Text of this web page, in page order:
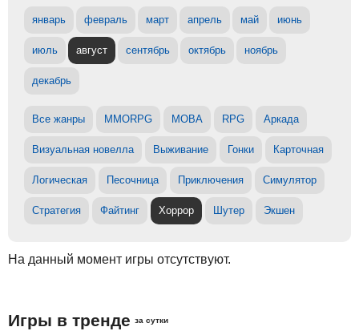
январь февраль март апрель май июнь
июль август сентябрь октябрь ноябрь
декабрь
Все жанры MMORPG MOBA RPG Аркада
Визуальная новелла Выживание Гонки Карточная
Логическая Песочница Приключения Симулятор
Стратегия Файтинг Хоррор Шутер Экшен
На данный момент игры отсутствуют.
Игры в тренде за сутки